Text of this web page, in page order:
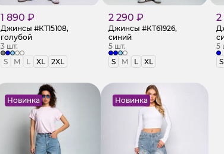
1 890 ₽
Джинсы #КТ15108,
голубой
3 шт.
S
M L XL 2XL
2 290 ₽
Джинсы #КТ61926,
синий
5 шт.
S
M L XL
2
5
S
Новинка Новинка